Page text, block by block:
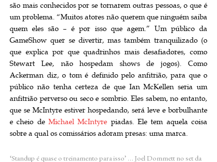
são mais conhecidos por se tornarem outras pessoas, o que é
um problema. “Muitos atores não querem que ninguém saiba
quem eles são – é por isso que agem.” Um público da
GameShow quer se divertir, mas também tranquilizado (o
que explica por que quadrinhos mais desafiadores, como
Stewart Lee, não hospedam shows de jogos). Como
Ackerman diz, o tom é definido pelo anfitrião, para que o
público não tenha certeza de que Ian McKellen seria um
anfitrião perverso ou seco e sombrio. Eles sabem, no entanto,
que se McIntyre estiver hospedando, será leve e borbulhante
e cheio de Michael McIntyre piadas. Ele tem aquela coisa
sobre a qual os comissários adoram presas: uma marca.
‘Standup é quase o treinamento para isso’ … Joel Dommett no set da